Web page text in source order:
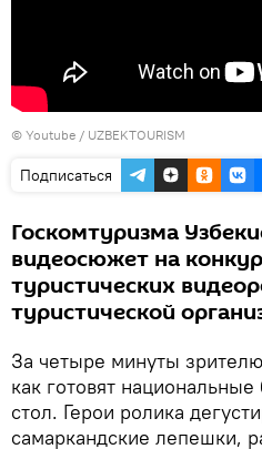
© Youtube / UZBEKTOURISM
Подписаться
Госкомтуризма
видеосюжет на
туристических
туристической
За четыре минуты
как готовят
стол. Герои ролика
самаркандские лепешки,